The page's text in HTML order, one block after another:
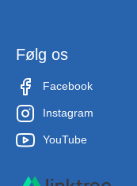
Følg os
Facebook
Instagram
YouTube